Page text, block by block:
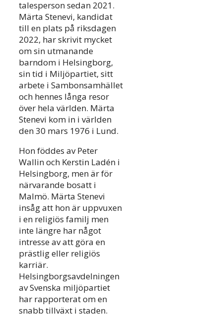
talesperson sedan 2021.
Märta Stenevi, kandidat
till en plats på riksdagen
2022, har skrivit mycket
om sin utmanande
barndom i Helsingborg,
sin tid i Miljöpartiet, sitt
arbete i Sambonsamhället
och hennes långa resor
över hela världen. Märta
Stenevi kom in i världen
den 30 mars 1976 i Lund.
Hon föddes av Peter
Wallin och Kerstin Ladén i
Helsingborg, men är för
närvarande bosatt i
Malmö. Märta Stenevi
insåg att hon är uppvuxen
i en religiös familj men
inte längre har något
intresse av att göra en
prästlig eller religiös
karriär.
Helsingborgsavdelningen
av Svenska miljöpartiet
har rapporterat om en
snabb tillväxt i staden.